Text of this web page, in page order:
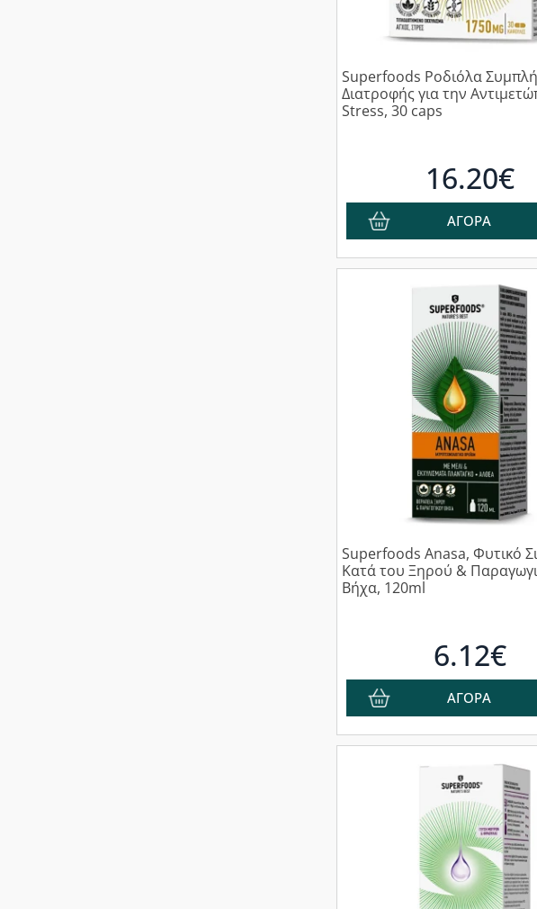
Superfoods Ροδιόλα
Διατροφής για την
Stress, 30 caps
16.20€
ΑΓΟΡΑ
Superfoods Anasa, Φυτικό
Κατά του Ξηρού &
Βήχα, 120ml
6.12€
ΑΓΟΡΑ